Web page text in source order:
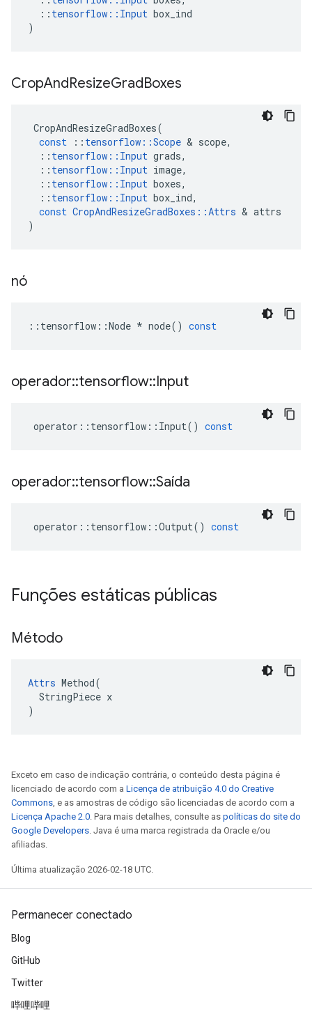
:: tensorflow :: Input box_ind
)
CropAndResizeGradBoxes
CropAndResizeGradBoxes(
const
:: tensorflow ::Scope & scope,
:: tensorflow :: Input grads,
:: tensorflow :: Input image,
:: tensorflow :: Input boxes,
:: tensorflow :: Input box_ind,
const CropAndResizeGradBoxes ::Attrs & attrs
)
nó
:: tensorflow ::Node * node() const
operador::tensorflow::Input
operator :: tensorflow :: Input() const
operador::tensorflow::Saída
operator :: tensorflow ::Output() const
Funções estáticas públicas
Método
Attrs Method(
  StringPiece x
)
Exceto em caso de indicação contrária, o conteúdo desta página é
licenciado de acordo com a Licença de atribuição 4.0 do Creative
Commons, e as amostras de código são licenciadas de acordo com a
Licença Apache 2.0. Para mais detalhes, consulte as políticas do site do
Google Developers. Java é uma marca registrada da Oracle e/ou
afiliadas.
Última atualização 2026-02-18 UTC.
Permanecer conectado
Blog
GitHub
Twitter
哔哩哔哩